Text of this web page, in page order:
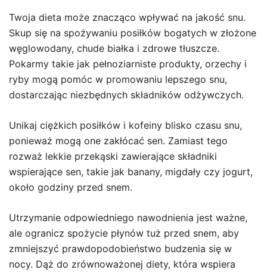
Twoja dieta może znacząco wpływać na jakość snu.
Skup się na spożywaniu posiłków bogatych w złożone
węglowodany, chude białka i zdrowe tłuszcze.
Pokarmy takie jak pełnoziarniste produkty, orzechy i
ryby mogą pomóc w promowaniu lepszego snu,
dostarczając niezbędnych składników odżywczych.
Unikaj ciężkich posiłków i kofeiny blisko czasu snu,
ponieważ mogą one zakłócać sen. Zamiast tego
rozważ lekkie przekąski zawierające składniki
wspierające sen, takie jak banany, migdały czy jogurt,
około godziny przed snem.
Utrzymanie odpowiedniego nawodnienia jest ważne,
ale ogranicz spożycie płynów tuż przed snem, aby
zmniejszyć prawdopodobieństwo budzenia się w
nocy. Dąż do zrównoważonej diety, która wspiera